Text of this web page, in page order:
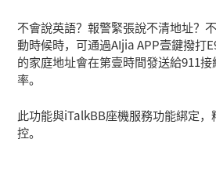
不會說英語？報警緊張說不清地址？
動時候時，可通過AIjia APP壹鍵撥打
的家庭地址會在第壹時間發送給911
率。
此功能與iTalkBB座機服務功能綁定
控。